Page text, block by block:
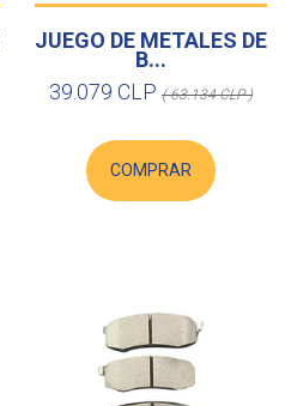
JUEGO DE METALES DE
B...
39.079 CLP ( 63.134 CLP )
COMPRAR